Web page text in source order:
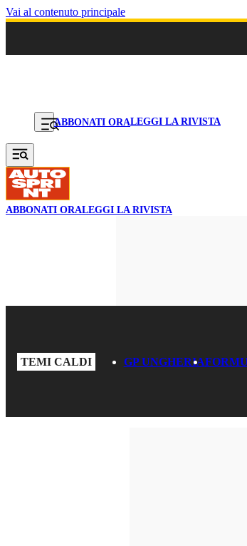
Vai al contenuto principale
ABBONATI ORALEGGI LA RIVISTA
ABBONATI ORALEGGI LA RIVISTA
TEMI CALDI GP UNGHERIA